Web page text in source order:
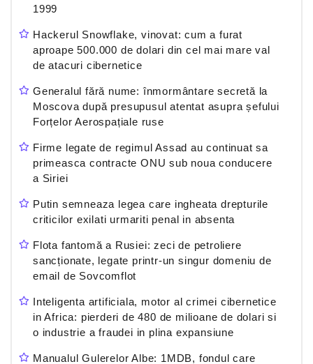
1999
Hackerul Snowflake, vinovat: cum a furat
aproape 500.000 de dolari din cel mai mare val
de atacuri cibernetice
Generalul fără nume: înmormântare secretă la
Moscova după presupusul atentat asupra șefului
Forțelor Aerospațiale ruse
Firme legate de regimul Assad au continuat sa
primeasca contracte ONU sub noua conducere
a Siriei
Putin semneaza legea care ingheata drepturile
criticilor exilati urmariti penal in absenta
Flota fantomă a Rusiei: zeci de petroliere
sancționate, legate printr-un singur domeniu de
email de Sovcomflot
Inteligenta artificiala, motor al crimei cibernetice
in Africa: pierderi de 480 de milioane de dolari si
o industrie a fraudei in plina expansiune
Manualul Gulerelor Albe: 1MDB, fondul care